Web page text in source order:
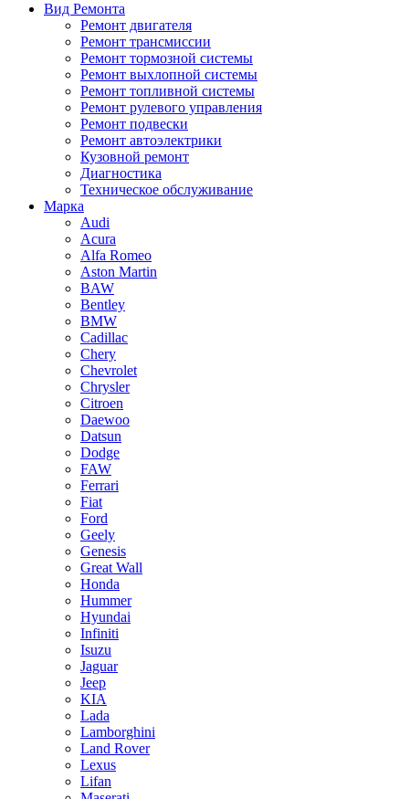
Вид Ремонта
Ремонт двигателя
Ремонт трансмиссии
Ремонт тормозной системы
Ремонт выхлопной системы
Ремонт топливной системы
Ремонт рулевого управления
Ремонт подвески
Ремонт автоэлектрики
Кузовной ремонт
Диагностика
Техническое обслуживание
Марка
Audi
Acura
Alfa Romeo
Aston Martin
BAW
Bentley
BMW
Cadillac
Chery
Chevrolet
Chrysler
Citroen
Daewoo
Datsun
Dodge
FAW
Ferrari
Fiat
Ford
Geely
Genesis
Great Wall
Honda
Hummer
Hyundai
Infiniti
Isuzu
Jaguar
Jeep
KIA
Lada
Lamborghini
Land Rover
Lexus
Lifan